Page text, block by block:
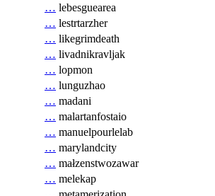
… lebesguearea
… lestrtarzher
… likegrimdeath
… livadnikravljak
… lopmon
… lunguzhao
… madani
… malartanfostaio
… manuelpourlelab
… marylandcity
… małzenstwozawar
… melekap